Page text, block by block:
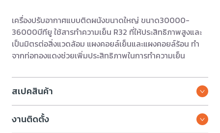
เครื่องปรับอากาศแบบติดผนังขนาดใหญ่ ขนาด30000-
36000บีทียู ใช้สารทำความเย็น R32 ที่ให้ประสิทธิภาพสูงและ
เป็นมิตรต่อสิ่งแวดล้อม แผงคอยล์เย็นและแผงคอยล์ร้อน ทำ
จากท่อทองแดงช่วยเพิ่มประสิทธิภาพในการทำความเย็น
สเปคสินค้า
งานติดตั้ง